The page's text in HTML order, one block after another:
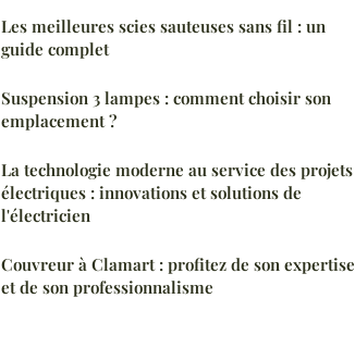
Les meilleures scies sauteuses sans fil : un
guide complet
Suspension 3 lampes : comment choisir son
emplacement ?
La technologie moderne au service des projets
électriques : innovations et solutions de
l'électricien
Couvreur à Clamart : profitez de son expertise
et de son professionnalisme